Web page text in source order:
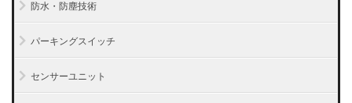
防水・防塵技術
パーキングスイッチ
センサーユニット